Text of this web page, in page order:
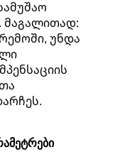
მაგალითად:
უნდა